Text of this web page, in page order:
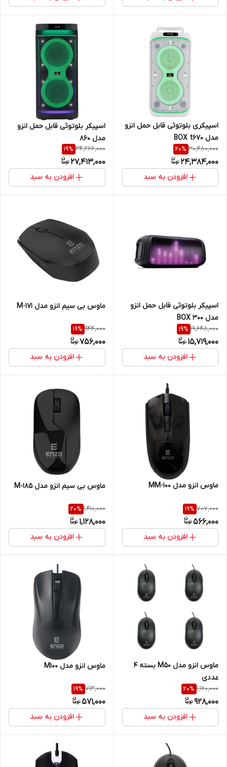
اسپیکری بلوتوثی قابل حمل انزو
مدل BOX t670
30,480,000
20%
24,384,000
افزودن به سبد
اسپیکر بلوتوثی قابل حمل انزو
مدل 860
34,266,000
19%
27,413,000
افزودن به سبد
اسپیکر بلوتوثی قابل حمل انزو
مدل BOX 300
19,648,000
19%
15,719,000
افزودن به سبد
ماوس بی سیم انزو مدل M-171
944,000
19%
756,000
افزودن به سبد
ماوس انزو مدل MM-100
707,000
19%
566,000
افزودن به سبد
ماوس بی سیم انزو مدل M-185
1,410,000
20%
1,128,000
افزودن به سبد
ماوس انزو مدل M50 بسته ۴
عددی
1,160,000
20%
928,000
افزودن به سبد
ماوس انزو مدل M100
713,000
19%
571,000
افزودن به سبد